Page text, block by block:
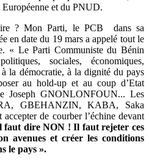
Européenne et du PNUD.
? Mon Parti, le PCB dans sa
en date du 19 mars a appelé tout le
« Le Parti Communiste du Bénin
sociales, économiques,
la démocratie, à la dignité du pays
au hold-up et au coup d’Etat
Joseph GNONLONFOUN... Les
GBEHANZIN, KABA, Saka
de courber l’échine devant
faut dire NON ! Il faut rejeter ces
avenues et créer les conditions
le pays ».